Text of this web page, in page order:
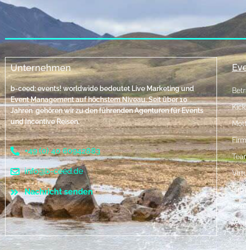
Unternehmen
b-ceed: events! worldwide bedeutet Live Marketing und
Event Management auf höchstem Niveau. Seit über 10
Jahren gehören wir zu den führenden Agenturen für Events
und Incentive Reisen.
+49 (0) 40 60942883
info@b-ceed.de
Nachricht senden